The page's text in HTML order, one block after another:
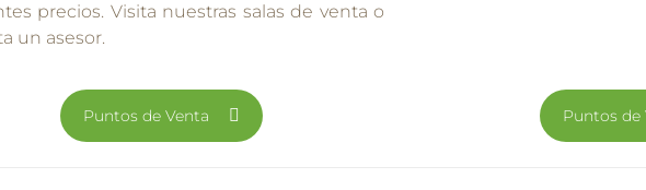
precios. Visita nuestras salas de venta o
un asesor.
Puntos de Venta Puntos de